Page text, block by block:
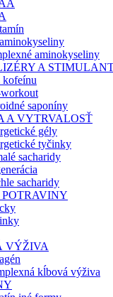
aminokyseliny
A
kofeínu
saponíny
A VYTRVALOSŤ
gély
tyčinky
sacharidy
sacharidy
POTRAVINY
VÝŽIVA
kĺbová výživa